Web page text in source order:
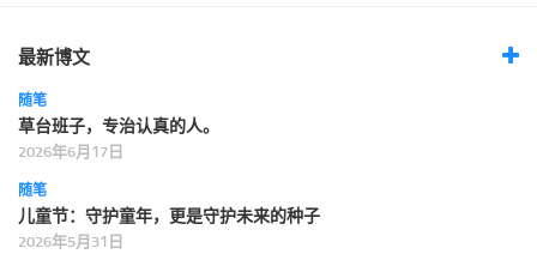
友情链接
最新博文
随笔
草台班子，专治认真的人。
2026年6月17日
随笔
儿童节：守护童年，更是守护未来的种子
2026年5月31日